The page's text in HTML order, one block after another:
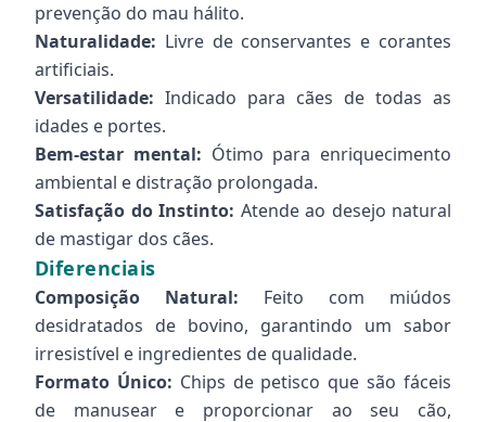
prevenção do mau hálito.
Naturalidade: Livre de conservantes e corantes
artificiais.
Versatilidade: Indicado para cães de todas as
idades e portes.
Bem-estar mental: Ótimo para enriquecimento
ambiental e distração prolongada.
Satisfação do Instinto: Atende ao desejo natural
de mastigar dos cães.
Diferenciais
Composição Natural: Feito com miúdos
desidratados de bovino, garantindo um sabor
irresistível e ingredientes de qualidade.
Formato Único: Chips de petisco que são fáceis
de manusear e proporcionar ao seu cão,